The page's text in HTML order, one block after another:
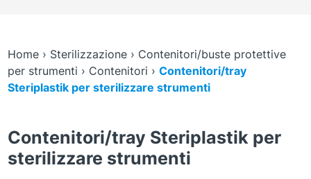
Home› Sterilizzazione› Contenitori/buste protettive
per strumenti › Contenitori › Contenitori/tray
Steriplastik per sterilizzare strumenti
Contenitori/tray Steriplastik per
sterilizzare strumenti